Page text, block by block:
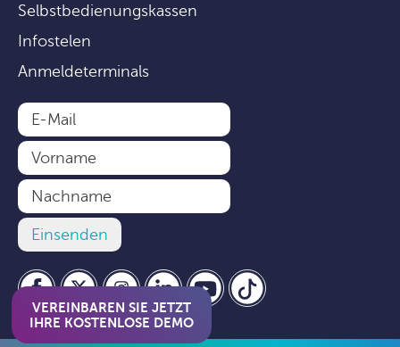
VEREINBAREN SIE JETZT
IHRE KOSTENLOSE DEMO
Selbstbedienungskassen
Infostelen
Anmeldeterminals